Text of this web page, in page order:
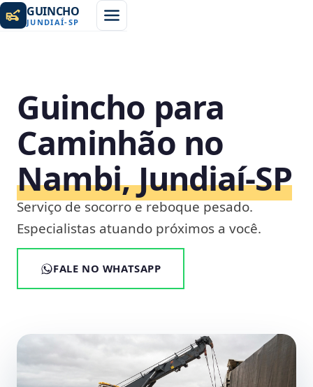
GUINCHO
JUNDIAÍ-SP
Guincho para
Caminhão no
Nambi, Jundiaí‑SP
Serviço de socorro e reboque pesado.
Especialistas atuando próximos a você.
FALE NO WHATSAPP